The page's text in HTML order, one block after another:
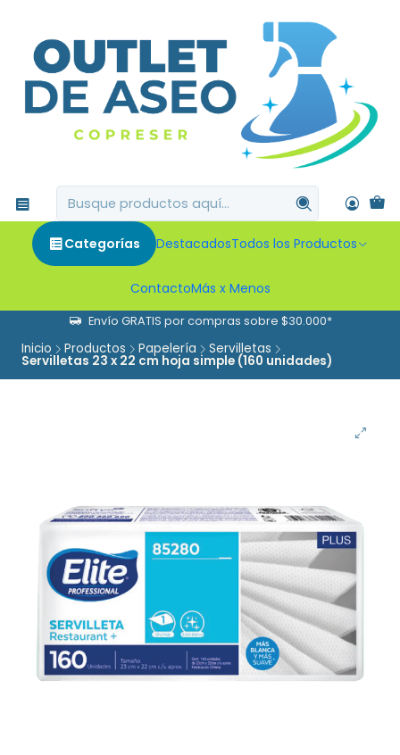
Categorías DestacadosTodos los Productos
ContactoMás x Menos
Envío GRATIS por compras sobre $30.000*
Inicio Productos Papelería Servilletas
Servilletas 23 x 22 cm hoja simple (160 unidades)